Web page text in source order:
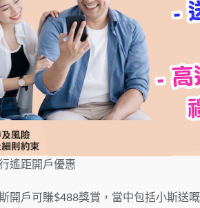
遙距開戶優惠
開戶可賺$488獎賞，當中包括小斯送